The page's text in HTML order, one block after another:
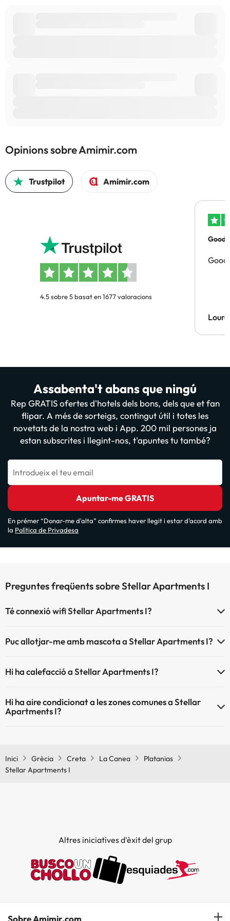
Opinions sobre Amimir.com
Trustpilot Amimir.com
4.5 sobre 5 basat en 1677 valoracions
Good
Good
Assabenta't abans que ningú
Rep GRATIS ofertes d'hotels dels bons, dels que et fan
flipar. A més de sorteigs, contingut útil i totes les
novetats de la nostra web i App. 200 mil persones ja
estan subscrites i llegint-nos, t'apuntes tu també?
Introdueix el teu email
Apuntar-me GRATIS
En prémer “Donar-me d'alta” confirmes haver llegit i estar d'acord amb
la Política de Privadesa
Preguntes freqüents sobre Stellar Apartments I
Té connexió wifi Stellar Apartments I?
Puc allotjar-me amb mascota a Stellar Apartments I?
pagament directe a l'hotel). Consulta les condicions.
Hi ha calefacció a Stellar Apartments I?
Hi ha aire condicionat a les zones comunes a Stellar
Apartments I?
Inici Grècia Creta La Canea
Platanias
Stellar Apartments I
Altres iniciatives d'èxit del grup